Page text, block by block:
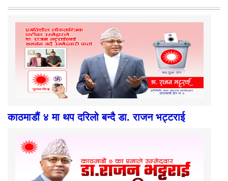
काठमाडौं ४ मा थप दरिलो बन्दै डा. राजन भट्टराई